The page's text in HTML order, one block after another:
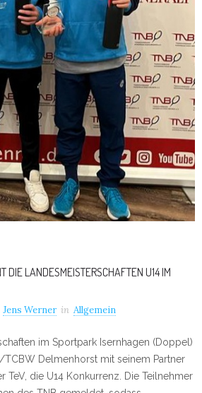
DIE LANDESMEISTERSCHAFTEN U14 IM
Jens Werner in Allgemein
im Sportpark Isernhagen (Doppel)
Delmenhorst mit seinem Partner
TeV, die U14 Konkurrenz. Die Teilnehmer